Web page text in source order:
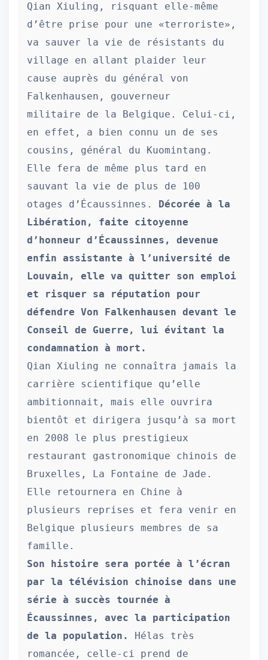
Qian Xiuling, risquant elle-même
d’être prise pour une «terroriste»,
va sauver la vie de résistants du
village en allant plaider leur
cause auprès du général von
Falkenhausen, gouverneur
militaire de la Belgique. Celui-ci,
en effet, a bien connu un de ses
cousins, général du Kuomintang.
Elle fera de même plus tard en
sauvant la vie de plus de 100
otages d’Écaussinnes. Décorée à la
Libération, faite citoyenne
d’honneur d’Écaussinnes, devenue
enfin assistante à l’université de
Louvain, elle va quitter son emploi
et risquer sa réputation pour
défendre Von Falkenhausen devant le
Conseil de Guerre, lui évitant la
condamnation à mort.
Qian Xiuling ne connaîtra jamais la
carrière scientifique qu’elle
ambitionnait, mais elle ouvrira
bientôt et dirigera jusqu’à sa mort
en 2008 le plus prestigieux
restaurant gastronomique chinois de
Bruxelles, La Fontaine de Jade.
Elle retournera en Chine à
plusieurs reprises et fera venir en
Belgique plusieurs membres de sa
Son histoire sera portée à l’écran
par la télévision chinoise dans une
série à succès tournée à
Écaussinnes, avec la participation
de la population.
Hélas très
romancée, celle-ci prend de